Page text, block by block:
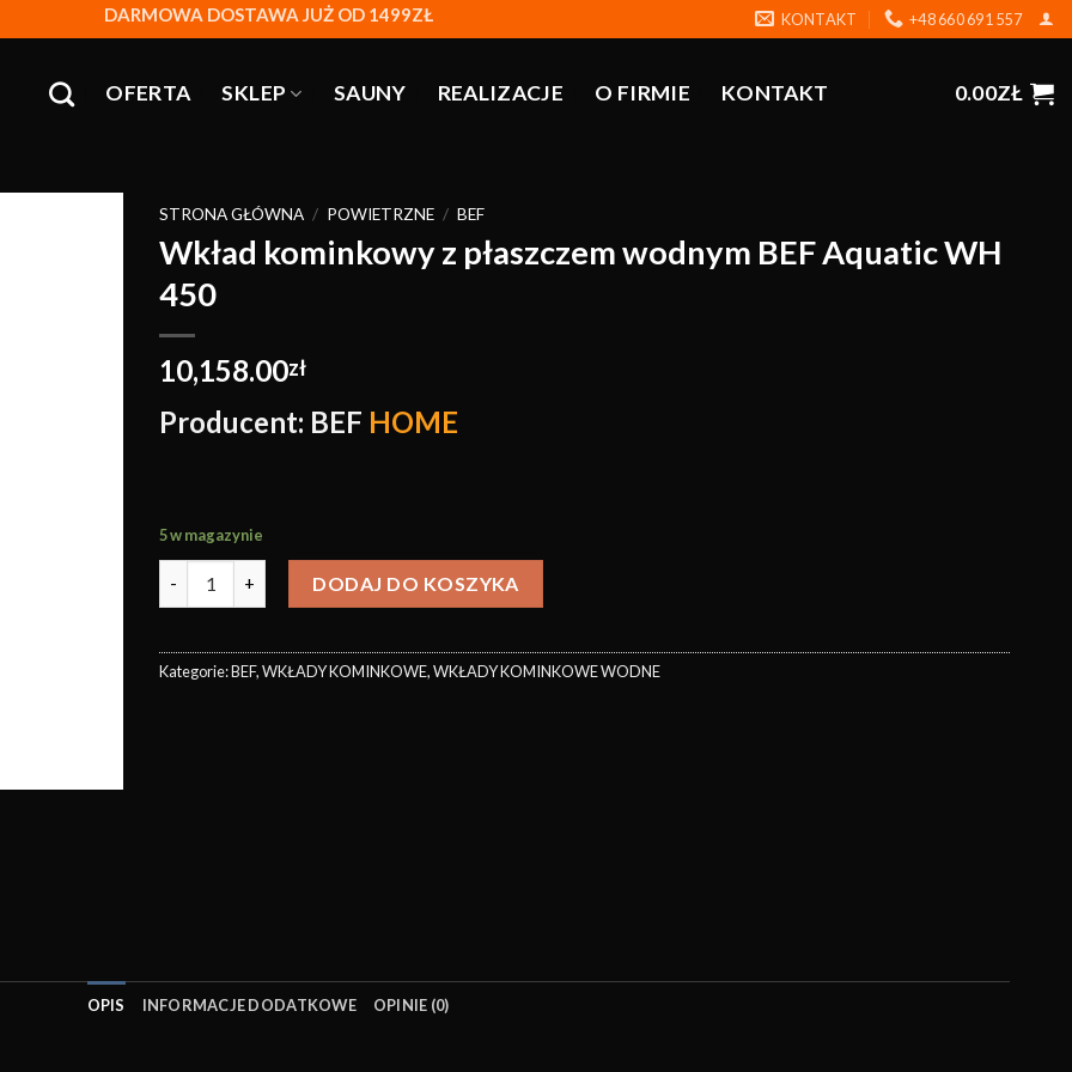
DARMOWA DOSTAWA JUŻ OD 1499ZŁ KONTAKT +48 660 691 557
OFERTA SKLEP SAUNY REALIZACJE O FIRMIE KONTAKT 0.00ZŁ
STRONA GŁÓWNA / POWIETRZNE / BEF
Wkład kominkowy z płaszczem wodnym BEF Aquatic WH
450
10,158.00zł
Producent: BEF HOME
5 w magazynie
DODAJ DO KOSZYKA
Kategorie:BEF,WKŁADY KOMINKOWE,WKŁADY KOMINKOWE WODNE
OPIS INFORMACJE DODATKOWE OPINIE (0)